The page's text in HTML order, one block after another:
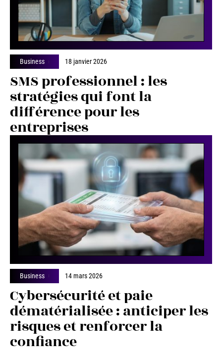
Business 18 janvier 2026
SMS professionnel : les
stratégies qui font la
différence pour les
entreprises
Business 14 mars 2026
Cybersécurité et paie
dématérialisée : anticiper les
risques et renforcer la
confiance